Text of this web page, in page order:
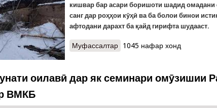
кишвар бар асари боришоти шадид омадани
санг дар роҳҳои кӯҳӣ ва ба болои бинои
афтодани дарахт ба қайд гирифта шудааст.
Муфассалтар о Ҳаводиси шабонарӯзи
1045 нафар хонд
оилавӣ дар як семинари омӯзишии
ВМКБ